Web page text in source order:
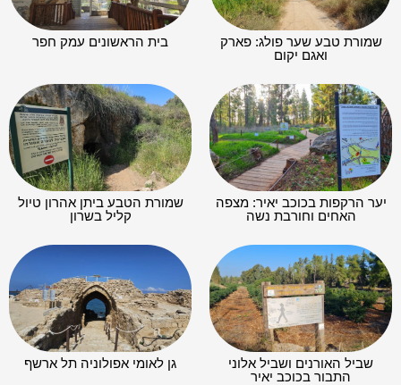
שמורת טבע שער פולג: פארק
ואגם יקום
בית הראשונים עמק חפר
יער הרקפות בכוכב יאיר: מצפה
האחים וחורבת נשה
שמורת הטבע ביתן אהרון טיול
קליל בשרון
שביל האורנים ושביל אלוני
התבור בכוכב יאיר
גן לאומי אפולוניה תל ארשף